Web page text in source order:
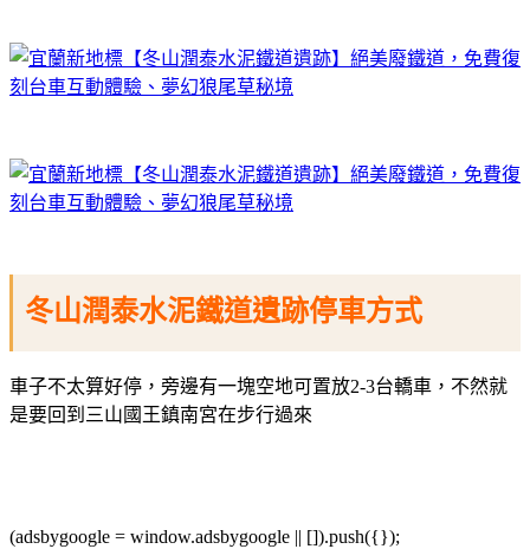
冬山潤泰水泥鐵道遺跡停車方式
車子不太算好停，旁邊有一塊空地可置放2-3台轎車，不然就
是要回到三山國王鎮南宮在步行過來
(adsbygoogle = window.adsbygoogle || []).push({});